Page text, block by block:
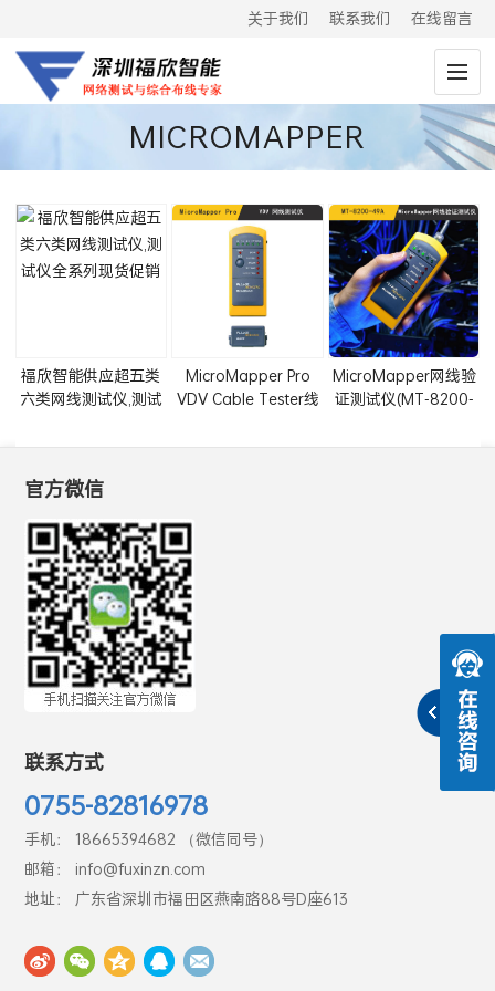
关于我们 联系我们 在线留言
MICROMAPPER
福欣智能供应超五类
六类网线测试仪,测试
MicroMapper Pro
VDV Cable Tester线
MicroMapper网线验
证测试仪(MT-8200-
官方微信
联系方式
0755-82816978
手机： 18665394682 （微信同号）
邮箱： info@fuxinzn.com
地址： 广东省深圳市福田区燕南路88号D座613